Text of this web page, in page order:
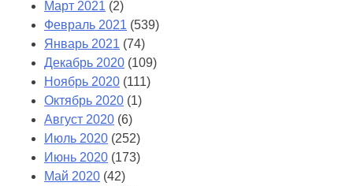
Март 2021 (2)
Февраль 2021 (539)
Январь 2021 (74)
Декабрь 2020 (109)
Ноябрь 2020 (111)
Октябрь 2020 (1)
Август 2020 (6)
Июль 2020 (252)
Июнь 2020 (173)
Май 2020 (42)